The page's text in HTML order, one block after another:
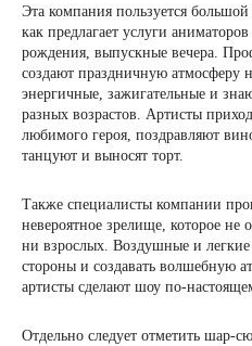
Эта компания пользуется
как предлагает услуги
рождения, выпускные вечера.
создают праздничную
энергичные, зажигательные и
разных возрастов. Артисты
любимого героя, поздравляют
танцуют и выносят торт.
Также специалисты компании
невероятное зрелище, которое не
ни взрослых. Воздушные и легкие
стороны и создавать волшебную
артисты сделают шоу по-
Отдельно следует отметить шар-